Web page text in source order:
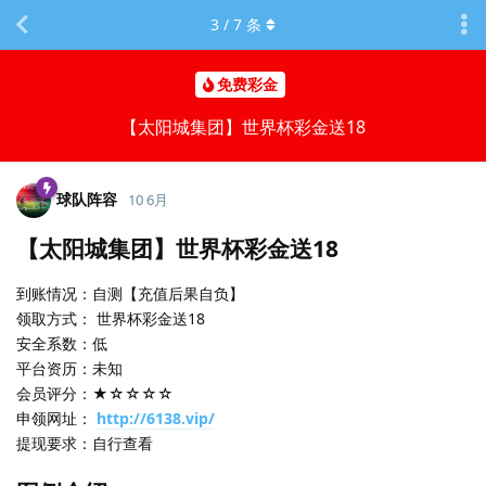
免费彩金
【太阳城集团】世界杯彩金送18
3 / 7 条
球队阵容 10 6月
【太阳城集团】世界杯彩金送18
到账情况：自测【充值后果自负】
领取方式： 世界杯彩金送18
安全系数：低
平台资历：未知
会员评分：★☆☆☆☆
申领网址： http://6138.vip/
提现要求：自行查看